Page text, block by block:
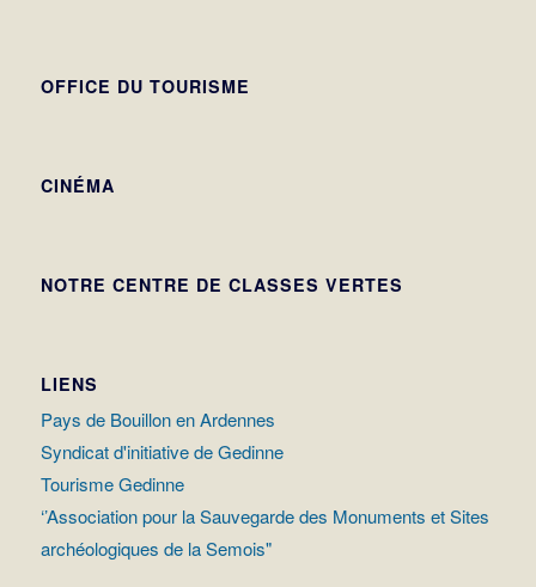
OFFICE DU TOURISME
CINÉMA
NOTRE CENTRE DE CLASSES VERTES
LIENS
Pays de Bouillon en Ardennes
Syndicat d'initiative de Gedinne
Tourisme Gedinne
‘’Association pour la Sauvegarde des Monuments et Sites
archéologiques de la Semois"